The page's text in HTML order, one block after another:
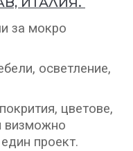
за мокро
осветление,
цветове,
визможно
проект.